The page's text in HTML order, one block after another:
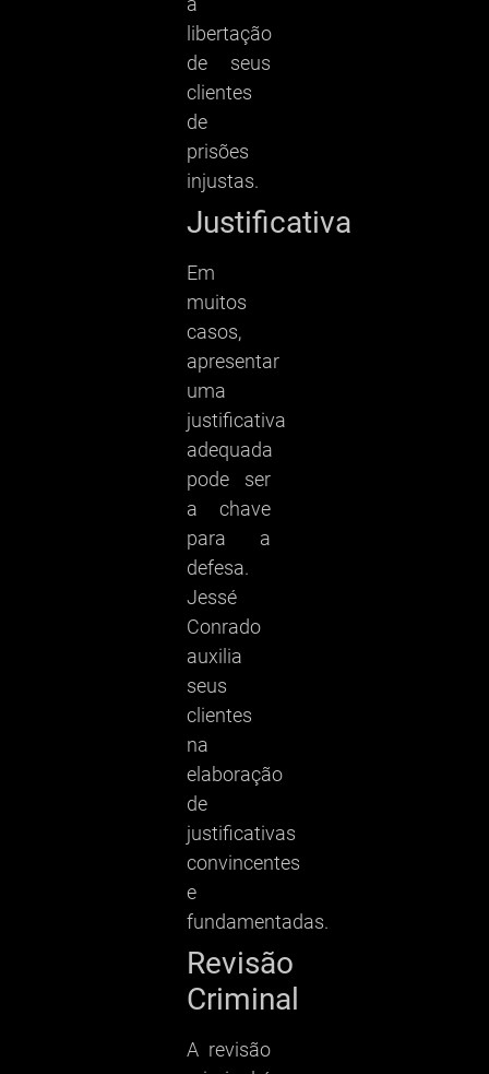
libertação
de seus
clientes
de
prisões
injustas.
Justificativa
Em
muitos
casos,
apresentar
uma
justificativa
adequada
pode ser
a chave
para a
defesa.
Jessé
Conrado
auxilia
seus
clientes
na
elaboração
de
justificativas
convincentes
e
fundamentadas.
Revisão
Criminal
A revisão